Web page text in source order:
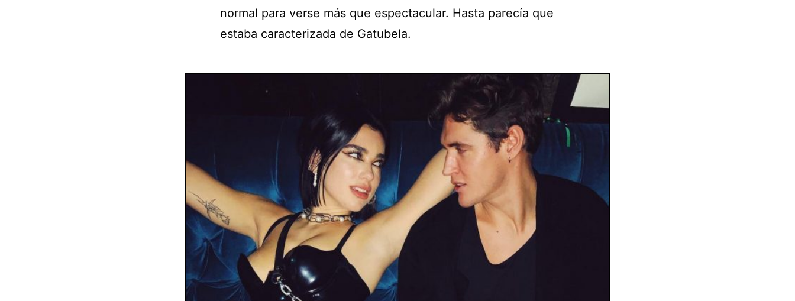
normal para verse más que espectacular. Hasta parecía que
estaba caracterizada de Gatubela.